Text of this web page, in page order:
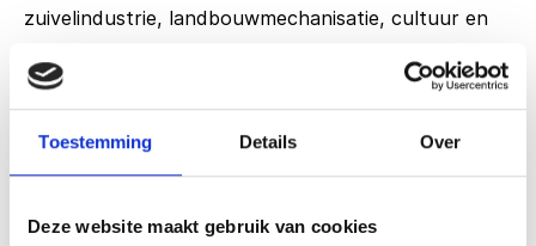
Toestemming Details Over
Deze website maakt gebruik van cookies
zuivelindustrie, landbouwmechanisatie, cultuur en
sluiten af met een kop koffie.
Tip: In 2025 viert het Fries Landbouwmuseum het
een extra ruimte bijgekomen voor wisselexposities